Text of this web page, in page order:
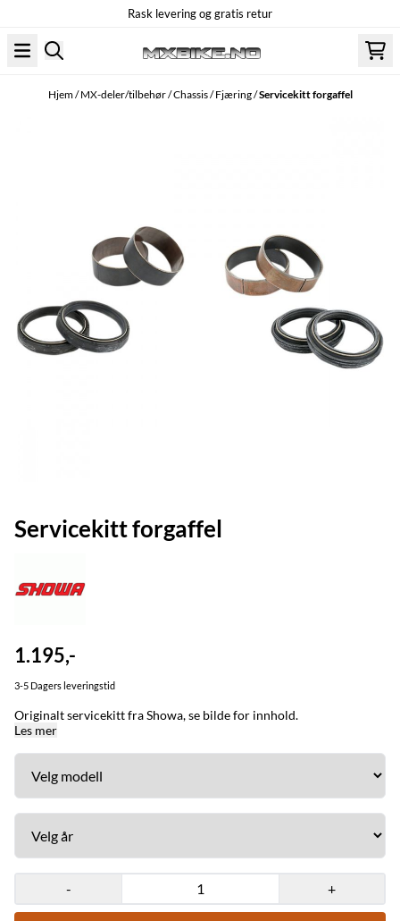
Rask levering og gratis retur
Hjem/MX-deler/tilbehør/Chassis/Fjæring/Servicekitt forgaffel
Servicekitt forgaffel
1.195,-
3-5 Dagers leveringstid
Originalt servicekitt fra Showa, se bilde for innhold.
Les mer
- +